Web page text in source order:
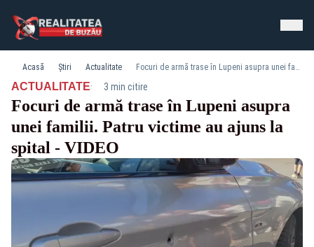
Acasă Știri Actualitate Focuri de armă trase în Lupeni asupra unei familii. Patru victime au ajuns la spital - VIDEO
ACTUALITATE· 3 min citire
Focuri de armă trase în Lupeni asupra
unei familii. Patru victime au ajuns la
spital - VIDEO